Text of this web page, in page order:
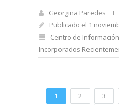
Georgina Paredes
Publicado el 1
Centro de
Incorporados
1 2 3